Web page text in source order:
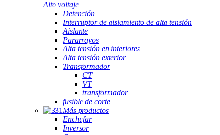
Alto voltaje
Detención
Interruptor de aislamiento de alta tensión
Aislante
Pararrayos
Alta tensión en interiores
Alta tensión exterior
Transformador
CT
VT
transformador
fusible de corte
Más productos
Enchufar
Inversor